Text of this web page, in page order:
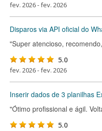
fev. 2026 - fev. 2026
Disparos via API oficial do
"Super atencioso,
5.0
fev. 2026 - fev. 2026
Inserir dados de 3 planilhas
"Ótimo profissional e ágil.
5.0